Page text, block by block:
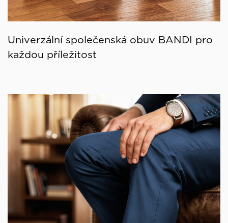
Univerzální společenská obuv BANDI pro
každou příležitost